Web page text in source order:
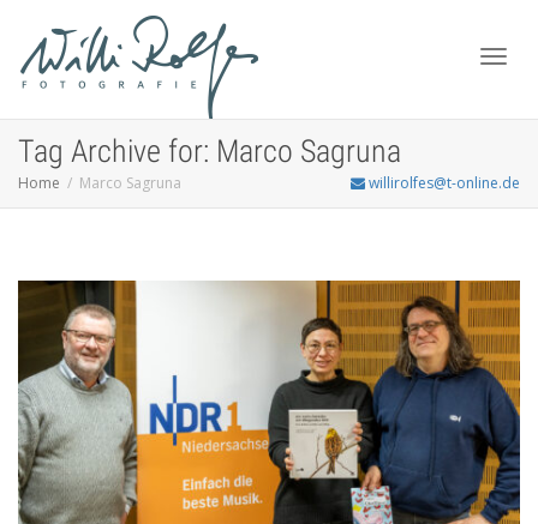
Tag Archive for: Marco Sagruna
Home Marco Sagruna willirolfes@t-online.de